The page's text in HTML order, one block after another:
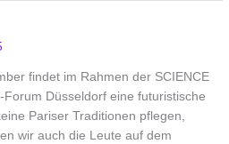
findet im Rahmen der SCIENCE
Düsseldorf eine futuristische
Pariser Traditionen pflegen,
wir auch die Leute auf dem